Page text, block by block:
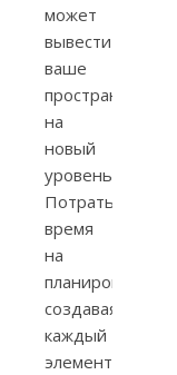
может
вывести
ваше
пространство
на
новый
уровень.
Потратьте
время
на
планирование,
создавая
каждый
элемент